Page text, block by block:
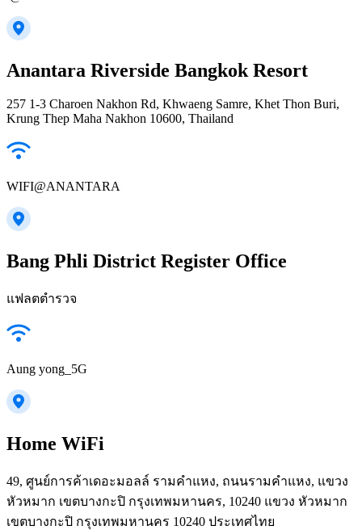
Anantara Riverside Bangkok Resort
257 1-3 Charoen Nakhon Rd, Khwaeng Samre, Khet Thon Buri,
Krung Thep Maha Nakhon 10600, Thailand
WIFI@ANANTARA
Bang Phli District Register Office
แฟลตตำรวจ
Aung yong_5G
Home WiFi
49, ศูนย์การค้าเดอะมอลล์ รามคำแหง, ถนนรามคำแหง, แขวง
หัวหมาก เขตบางกะปิ กรุงเทพมหานคร, 10240 แขวง หัวหมาก
เขตบางกะปิ กรุงเทพมหานคร 10240 ประเทศไทย